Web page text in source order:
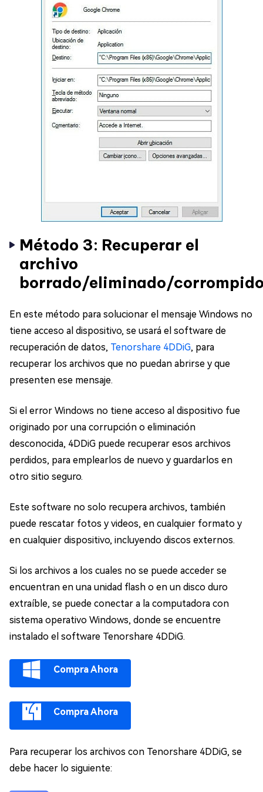
Método 3: Recuperar el
archivo
borrado/eliminado/
En este método para solucionar el mensaje Windows no
tiene acceso al dispositivo, se usará el software de
recuperación de datos, Tenorshare 4DDiG, para
recuperar los archivos que no puedan abrirse y que
presenten ese mensaje.
Si el error Windows no tiene acceso al dispositivo fue
originado por una corrupción o eliminación
desconocida, 4DDiG puede recuperar esos archivos
perdidos, para emplearlos de nuevo y guardarlos en
otro sitio seguro.
Este software no solo recupera archivos, también
puede rescatar fotos y videos, en cualquier formato y
en cualquier dispositivo, incluyendo discos externos.
Si los archivos a los cuales no se puede acceder se
encuentran en una unidad flash o en un disco duro
extraíble, se puede conectar a la computadora con
sistema operativo Windows, donde se encuentre
instalado el software Tenorshare 4DDiG.
Compra Ahora
Compra Ahora
Para recuperar los archivos con Tenorshare 4DDiG, se
debe hacer lo siguiente: